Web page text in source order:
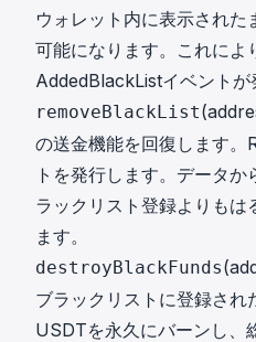
ウォレット内に表示され
可能になります。これによ
AddedBlackListイベントが
removeBlackList
の送金機能を回復します
トを発行します。データ
ラックリスト登録よりもは
ます。
destroyBlackFunds
ブラックリストに登録され
USDTを永久にバーンし、